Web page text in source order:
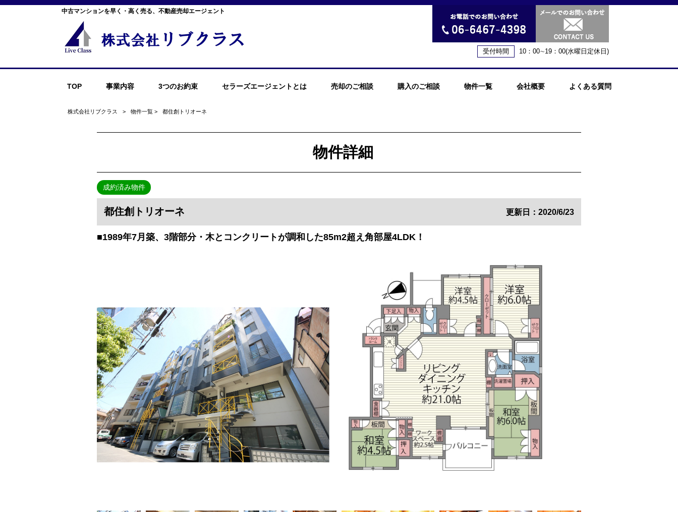
中古マンションを早く・高く売る、不動産売却エージェント
受付時間 10：00∼19：00(水曜日定休日)
TOP 事業内容 3つのお約束 セラーズエージェントとは 売却のご相談 購入のご相談 物件一覧 会社概要 よくある質問
株式会社リブクラス > 物件一覧 > 都住創トリオーネ
物件詳細
成約済み物件
都住創トリオーネ 更新日：2020/6/23
■1989年7月築、3階部分・木とコンクリートが調和した85m2超え角部屋4LDK！